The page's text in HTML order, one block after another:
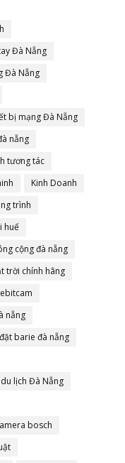
Đà Nẵng
Đà Nẵng
bị mạng Đà Nẵng
nẵng
tương tác
Kinh Doanh
trình
huế
cộng đà nẵng
trời chính hãng
nẵng
barie đà nẵng
lịch Đà Nẵng
bosch